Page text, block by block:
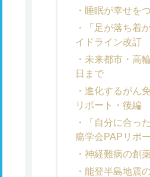
睡眠が幸せを
「足が落ち
イドライン改訂
未来都市・高
日まで
進化するがん
リポート・後編
「自分に合
瘍学会PAPリポ
神経難病の創
能登半島地震